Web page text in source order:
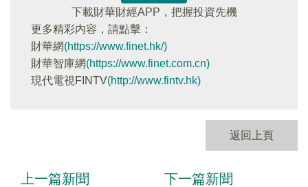
下載財華財經APP，把握投資先機
更多精彩内容，請點擊：
財華網(https://www.finet.hk/)
財華智庫網(https://www.finet.com.cn)
現代電視FINTV(http://www.fintv.hk)
返回上頁
上一篇新聞 下一篇新聞